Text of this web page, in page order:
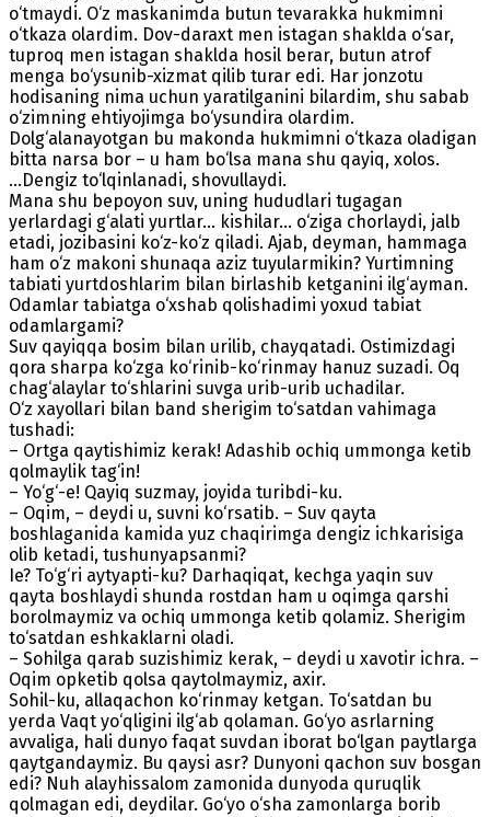
o‘tmaydi. O‘z maskanimda butun tevarakka hukmimni
o‘tkaza olardim. Dov-daraxt men istagan shaklda o‘sar,
tuproq men istagan shaklda hosil berar, butun atrof
menga bo‘ysunib-xizmat qilib turar edi. Har jonzotu
hodisaning nima uchun yaratilganini bilardim, shu sabab
o‘zimning ehtiyojimga bo‘ysundira olardim.
Dolg‘alanayotgan bu makonda hukmimni o‘tkaza oladigan
bitta narsa bor – u ham bo‘lsa mana shu qayiq, xolos.
...Dengiz to‘lqinlanadi, shovullaydi.
Mana shu bepoyon suv, uning hududlari tugagan
yerlardagi g‘alati yurtlar... kishilar... o‘ziga chorlaydi, jalb
etadi, jozibasini ko‘z-ko‘z qiladi. Ajab, deyman, hammaga
ham o‘z makoni shunaqa aziz tuyularmikin? Yurtimning
tabiati yurtdoshlarim bilan birlashib ketganini ilg‘ayman.
Odamlar tabiatga o‘xshab qolishadimi yoxud tabiat
odamlargami?
Suv qayiqqa bosim bilan urilib, chayqatadi. Ostimizdagi
qora sharpa ko‘zga ko‘rinib-ko‘rinmay hanuz suzadi. Oq
chag‘alaylar to‘shlarini suvga urib-urib uchadilar.
O‘z xayollari bilan band sherigim to‘satdan vahimaga
tushadi:
– Ortga qaytishimiz kerak! Adashib ochiq ummonga ketib
qolmaylik tag‘in!
– Yo‘g‘-e! Qayiq suzmay, joyida turibdi-ku.
– Oqim, – deydi u, suvni ko‘rsatib. – Suv qayta
boshlaganida kamida yuz chaqirimga dengiz ichkarisiga
olib ketadi, tushunyapsanmi?
Ie? To‘g‘ri aytyapti-ku? Darhaqiqat, kechga yaqin suv
qayta boshlaydi shunda rostdan ham u oqimga qarshi
borolmaymiz va ochiq ummonga ketib qolamiz. Sherigim
to‘satdan eshkaklarni oladi.
– Sohilga qarab suzishimiz kerak, – deydi u xavotir ichra. –
Oqim opketib qolsa qaytolmaymiz, axir.
Sohil-ku, allaqachon ko‘rinmay ketgan. To‘satdan bu
yerda Vaqt yo‘qligini ilg‘ab qolaman. Go‘yo asrlarning
avvaliga, hali dunyo faqat suvdan iborat bo‘lgan paytlarga
qaytgandaymiz. Bu qaysi asr? Dunyoni qachon suv bosgan
edi? Nuh alayhissalom zamonida dunyoda quruqlik
qolmagan edi, deydilar. Go‘yo o‘sha zamonlarga borib